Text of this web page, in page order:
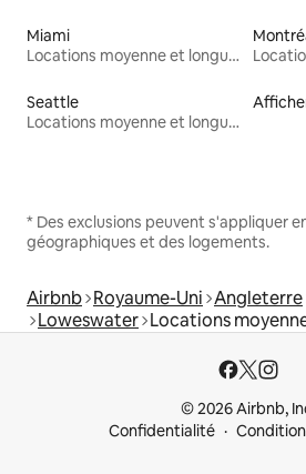
Miami
Locations moyenne et longue durée
Seattle
Locations moyenne et longue durée
* Des exclusions peuvent s'appliquer
géographiques et des logements.
Airbnb Royaume-Uni Angleterre
Loweswater Locations
© 2026 Airbnb,
Confidentialité